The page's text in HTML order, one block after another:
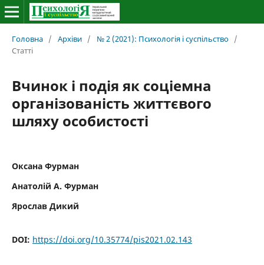
Головна / Архіви / № 2 (2021): Психологія і суспільство /
Статті
Вчинок і подія як соціемна
організованість життєвого
шляху особистості
Оксана Фурман
Анатолій А. Фурман
Ярослав Дикий
DOI: https://doi.org/10.35774/pis2021.02.143